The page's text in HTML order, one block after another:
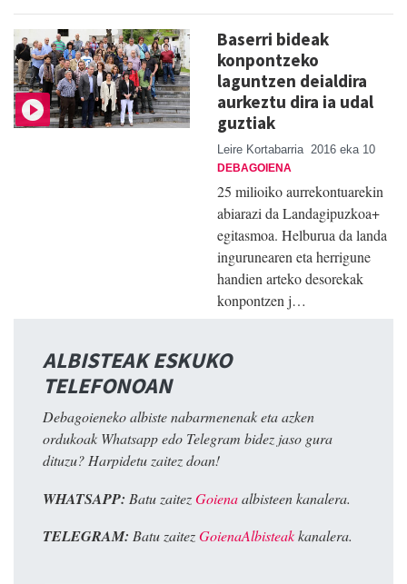
Baserri bideak
konpontzeko
laguntzen deialdira
aurkeztu dira ia udal
guztiak
Leire Kortabarria 2016 eka 10
DEBAGOIENA
25 milioiko aurrekontuarekin
abiarazi da Landagipuzkoa+
egitasmoa. Helburua da landa
ingurunearen eta herrigune
handien arteko desorekak
konpontzen j…
ALBISTEAK ESKUKO
TELEFONOAN
Debagoieneko albiste nabarmenenak eta azken
ordukoak Whatsapp edo Telegram bidez jaso gura
dituzu? Harpidetu zaitez doan!
WHATSAPP: Batu zaitezGoienaalbisteen kanalera.
TELEGRAM: Batu zaitezGoienaAlbisteakkanalera.